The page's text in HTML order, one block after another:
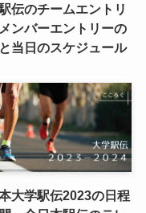
伝のチームエントリ
ンバーエントリーの
当日のスケジュール
大学駅伝2023の日程